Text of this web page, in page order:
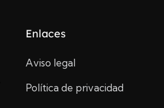
Enlaces
Aviso legal
Política de privacidad